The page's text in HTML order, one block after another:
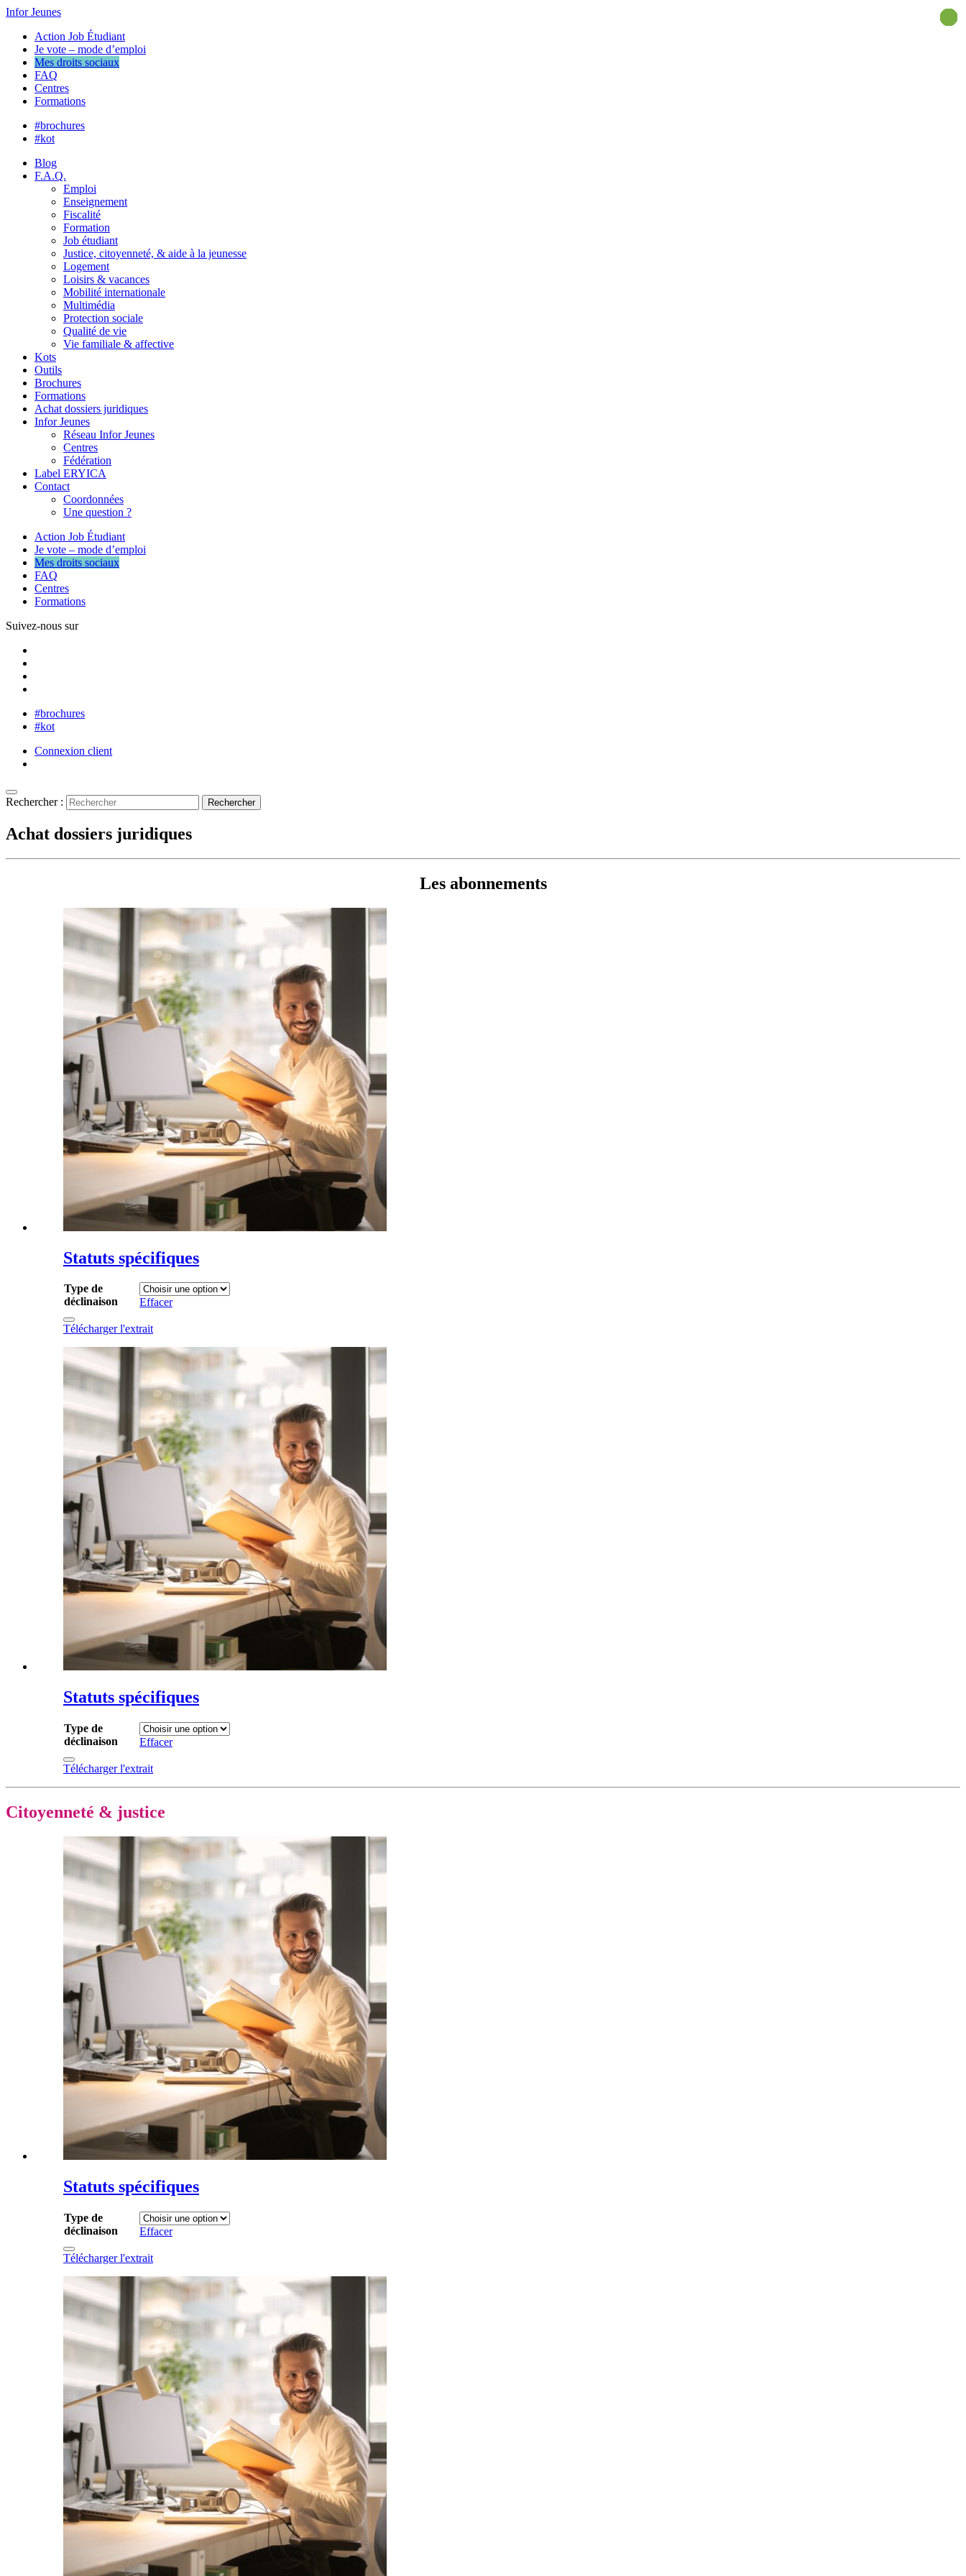
Infor Jeunes
Action Job Étudiant
Je vote – mode d’emploi
Mes droits sociaux
FAQ
Centres
Formations
#brochures
#kot
Blog
F.A.Q.
Emploi
Enseignement
Fiscalité
Formation
Job étudiant
Justice, citoyenneté, & aide à la jeunesse
Logement
Loisirs & vacances
Mobilité internationale
Multimédia
Protection sociale
Qualité de vie
Vie familiale & affective
Kots
Outils
Brochures
Formations
Achat dossiers juridiques
Infor Jeunes
Réseau Infor Jeunes
Centres
Fédération
Label ERYICA
Contact
Coordonnées
Une question ?
Action Job Étudiant
Je vote – mode d’emploi
Mes droits sociaux
FAQ
Centres
Formations
Suivez-nous sur
#brochures
#kot
Connexion client
Rechercher :
Achat dossiers juridiques
Les abonnements
Statuts spécifiques
Type de
déclinaison
Effacer
Télécharger l'extrait
Statuts spécifiques
Type de
déclinaison
Effacer
Télécharger l'extrait
Citoyenneté & justice
Statuts spécifiques
Type de
déclinaison
Effacer
Télécharger l'extrait